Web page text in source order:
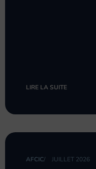
LIRE LA SUITE
AFCIC/ JUILLET 2026